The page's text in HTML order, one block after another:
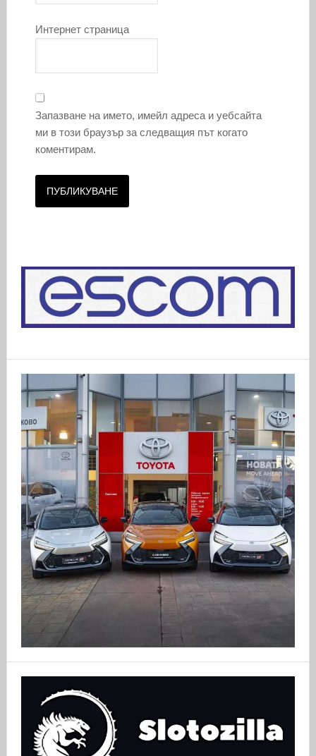
Интернет страница
Запазване на името, имейл адреса и уебсайта
ми в този браузър за следващия път когато
коментирам.